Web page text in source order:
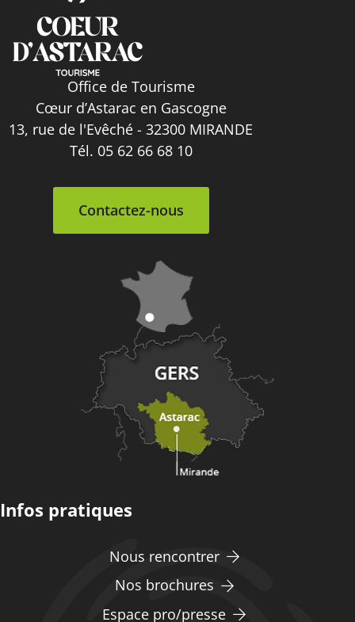
Office de Tourisme
Cœur d’Astarac en Gascogne
13, rue de l'Evêché - 32300 MIRANDE
Tél. 05 62 66 68 10
Contactez-nous
Infos pratiques
Nous rencontrer
Nos brochures
Espace pro/presse